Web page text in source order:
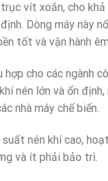
vít xoắn, cho khả
Dòng máy này
tốt và vận hành
hợp cho các ngành
nén lớn và ổn
nhà máy chế biến.
suất nén khí cao,
và ít phải bảo trì.